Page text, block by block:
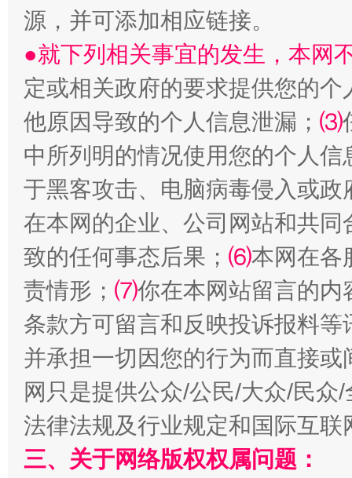
国家大学科技园优化重塑工作
源，并可添加相应链接。
●就下列相关事宜的发生，本网
定或相关政府的要求提供您的个
他原因导致的个人信息泄漏； ⑶
中所列明的情况使用您的个人
于黑客攻击、电脑病毒侵入或
在本网的企业、公司网站和共
致的任何事态后果； ⑹本网在各
责情形； ⑺你在本网站留言的内
条款方可留言和反映投诉报料
并承担一切因您的行为而直接
网只是提供公众/公民/大众/民
法律法规及行业规定和国际互
三、关于网络版权权属问题：